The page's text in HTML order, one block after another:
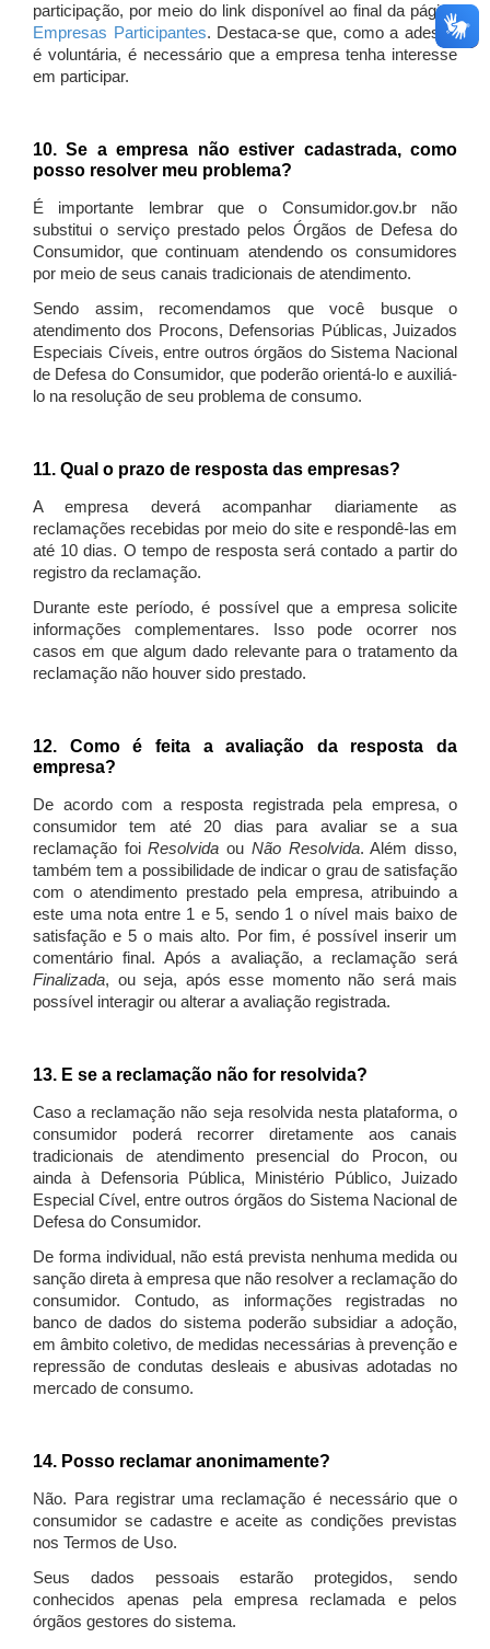
participação, por meio do link disponível ao final da página
Empresas Participantes. Destaca-se que, como a adesão
é voluntária, é necessário que a empresa tenha interesse
em participar.
10. Se a empresa não estiver cadastrada, como
posso resolver meu problema?
É importante lembrar que o Consumidor.gov.br não
substitui o serviço prestado pelos Órgãos de Defesa do
Consumidor, que continuam atendendo os consumidores
por meio de seus canais tradicionais de atendimento.
Sendo assim, recomendamos que você busque o
atendimento dos Procons, Defensorias Públicas, Juizados
Especiais Cíveis, entre outros órgãos do Sistema Nacional
de Defesa do Consumidor, que poderão orientá-lo e auxiliá-
lo na resolução de seu problema de consumo.
11. Qual o prazo de resposta das empresas?
A empresa deverá acompanhar diariamente as
reclamações recebidas por meio do site e respondê-las em
até 10 dias. O tempo de resposta será contado a partir do
registro da reclamação.
Durante este período, é possível que a empresa solicite
informações complementares. Isso pode ocorrer nos
casos em que algum dado relevante para o tratamento da
reclamação não houver sido prestado.
12. Como é feita a avaliação da resposta da
empresa?
De acordo com a resposta registrada pela empresa, o
consumidor tem até 20 dias para avaliar se a sua
reclamação foiResolvida ou Não Resolvida. Além disso,
também tem a possibilidade de indicar o grau de satisfação
com o atendimento prestado pela empresa, atribuindo a
este uma nota entre 1 e 5, sendo 1 o nível mais baixo de
satisfação e 5 o mais alto. Por fim, é possível inserir um
comentário final. Após a avaliação, a reclamação será
Finalizada, ou seja, após esse momento não será mais
possível interagir ou alterar a avaliação registrada.
13. E se a reclamação não for resolvida?
Caso a reclamação não seja resolvida nesta plataforma, o
consumidor poderá recorrer diretamente aos canais
tradicionais de atendimento presencial do Procon, ou
ainda à Defensoria Pública, Ministério Público, Juizado
Especial Cível, entre outros órgãos do Sistema Nacional de
Defesa do Consumidor.
De forma individual, não está prevista nenhuma medida ou
sanção direta à empresa que não resolver a reclamação do
consumidor. Contudo, as informações registradas no
banco de dados do sistema poderão subsidiar a adoção,
em âmbito coletivo, de medidas necessárias à prevenção e
repressão de condutas desleais e abusivas adotadas no
mercado de consumo.
14. Posso reclamar anonimamente?
Não. Para registrar uma reclamação é necessário que o
consumidor se cadastre e aceite as condições previstas
nos Termos de Uso.
Seus dados pessoais estarão protegidos, sendo
conhecidos apenas pela empresa reclamada e pelos
órgãos gestores do sistema.